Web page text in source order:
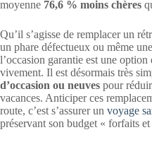
moyenne 76,6 % moins chères
Qu’il s’agisse de remplacer un
un phare défectueux ou même
l’occasion garantie est une
vivement. Il est désormais très
d’occasion ou neuves pour
vacances. Anticiper ces
route, c’est s’assurer un voyage
préservant son budget « forfaits